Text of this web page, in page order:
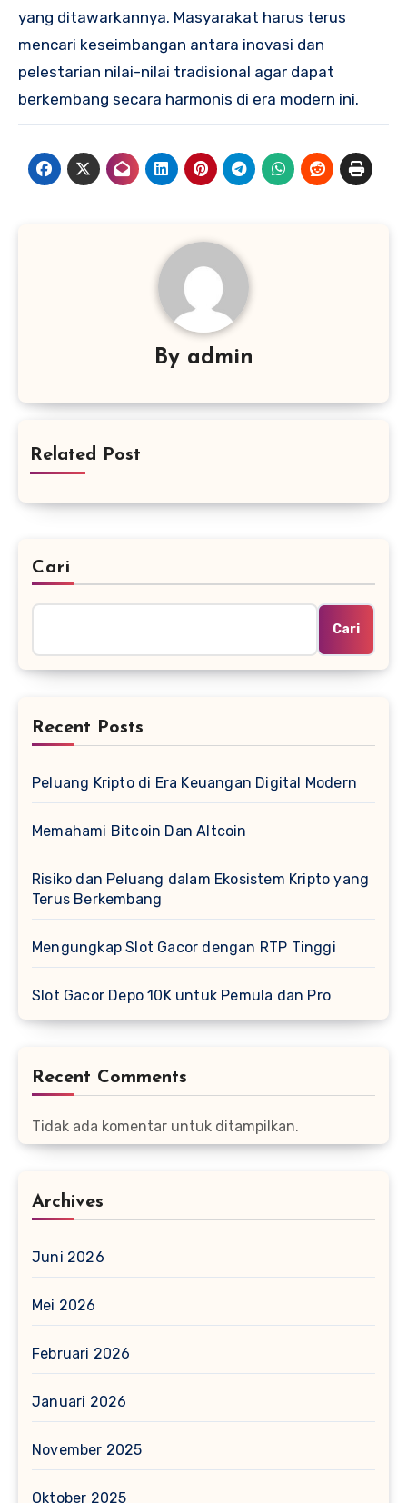
yang ditawarkannya. Masyarakat harus terus
mencari keseimbangan antara inovasi dan
pelestarian nilai-nilai tradisional agar dapat
berkembang secara harmonis di era modern ini.
By admin
Related Post
Cari
Cari
Recent Posts
Peluang Kripto di Era Keuangan Digital Modern
Memahami Bitcoin Dan Altcoin
Risiko dan Peluang dalam Ekosistem Kripto yang
Terus Berkembang
Mengungkap Slot Gacor dengan RTP Tinggi
Slot Gacor Depo 10K untuk Pemula dan Pro
Recent Comments
Tidak ada komentar untuk ditampilkan.
Archives
Juni 2026
Mei 2026
Februari 2026
Januari 2026
November 2025
Oktober 2025